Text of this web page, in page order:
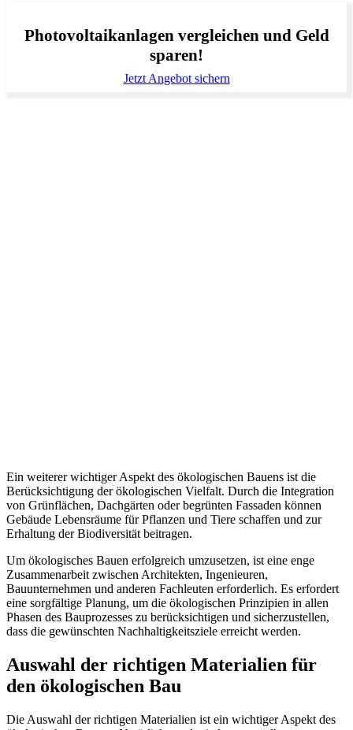
Photovoltaikanlagen vergleichen und Geld
sparen!
Jetzt Angebot sichern
Ein weiterer wichtiger Aspekt des ökologischen Bauens ist die
Berücksichtigung der ökologischen Vielfalt. Durch die Integration
von Grünflächen, Dachgärten oder begrünten Fassaden können
Gebäude Lebensräume für Pflanzen und Tiere schaffen und zur
Erhaltung der Biodiversität beitragen.
Um ökologisches Bauen erfolgreich umzusetzen, ist eine enge
Zusammenarbeit zwischen Architekten, Ingenieuren,
Bauunternehmen und anderen Fachleuten erforderlich. Es erfordert
eine sorgfältige Planung, um die ökologischen Prinzipien in allen
Phasen des Bauprozesses zu berücksichtigen und sicherzustellen,
dass die gewünschten Nachhaltigkeitsziele erreicht werden.
Auswahl der richtigen Materialien für
den ökologischen Bau
Die Auswahl der richtigen Materialien ist ein wichtiger Aspekt des